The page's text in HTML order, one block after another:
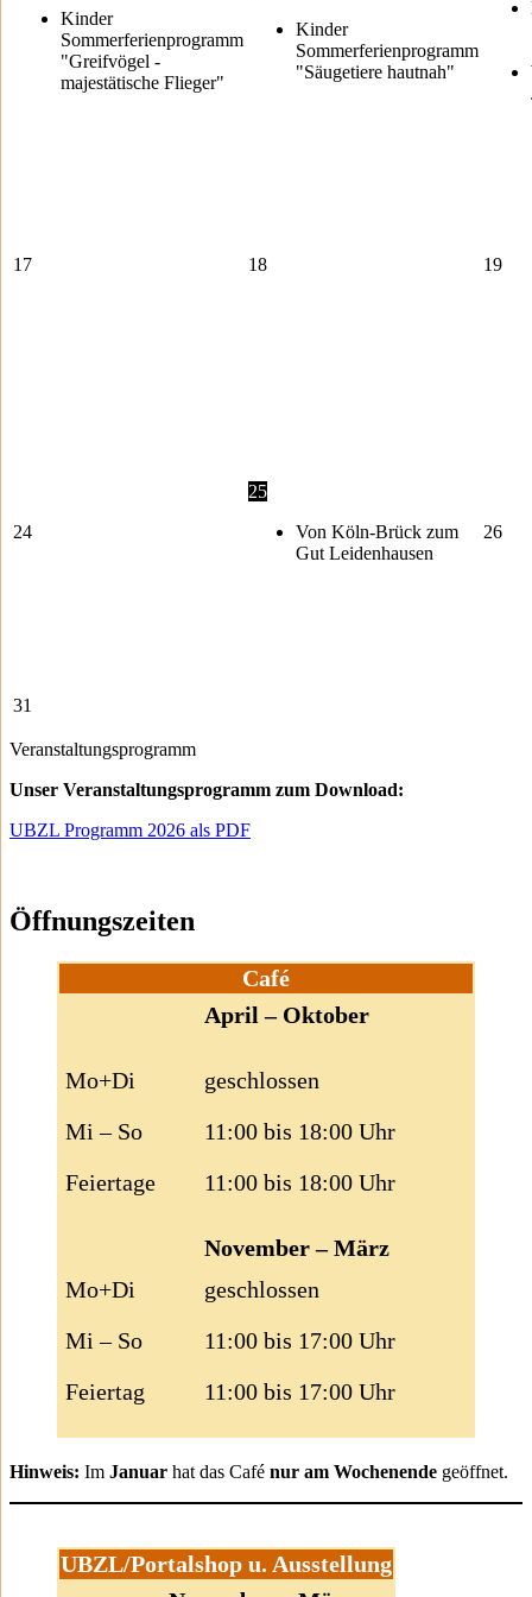
Kinder
Sommerferienprogramm
"Greifvögel -
majestätische Flieger"
Kinder
Sommerferienprogramm
"Säugetiere hautnah"
17 18 19
24
25
Von Köln-Brück zum
Gut Leidenhausen
26
31
Veranstaltungsprogramm
Unser Veranstaltungsprogramm zum Download:
UBZL Programm 2026 als PDF
Öffnungszeiten
Café
April – Oktober
Mo+Di
Mi – So
Feiertage
geschlossen
11:00 bis 18:00 Uhr
11:00 bis 18:00 Uhr
November – März
Mo+Di
Mi – So
Feiertag
geschlossen
11:00 bis 17:00 Uhr
11:00 bis 17:00 Uhr
Hinweis: Im Januar hat das Café nur am Wochenende geöffnet.
UBZL/Portalshop u. Ausstellung